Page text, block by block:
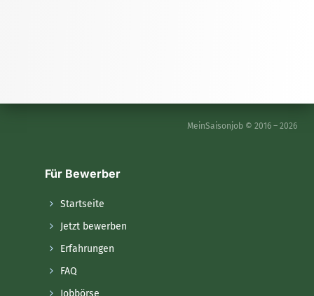
MeinSaisonjob © 2016 – 2026
Für Bewerber
Startseite
Jetzt bewerben
Erfahrungen
FAQ
Jobbörse